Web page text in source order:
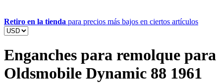
Retiro en la tienda para precios más bajos en ciertos artículos
Enganches para remolque para
Oldsmobile Dynamic 88 1961